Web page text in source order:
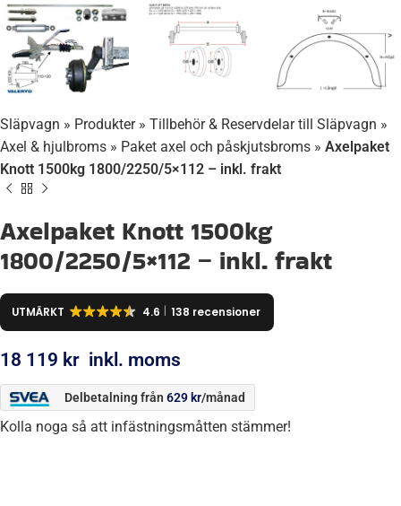
Släpvagn » Produkter» Tillbehör & Reservdelar till Släpvagn »
Axel & hjulbroms » Paket axel och påskjutsbroms » Axelpaket
Knott 1500kg 1800/2250/5×112 – inkl. frakt
Axelpaket Knott 1500kg
1800/2250/5×112 – inkl. frakt
UTMÄRKT 4.6 138 recensioner
18 119 kr inkl. moms
Delbetalning från 629 kr/månad
Kolla noga så att infästningsmåtten stämmer!